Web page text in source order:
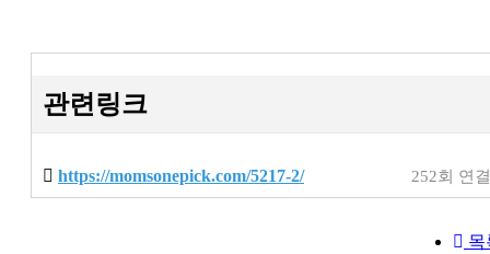
관련링크
https://momsonepick.com/5217-2/ 252회 연결
목